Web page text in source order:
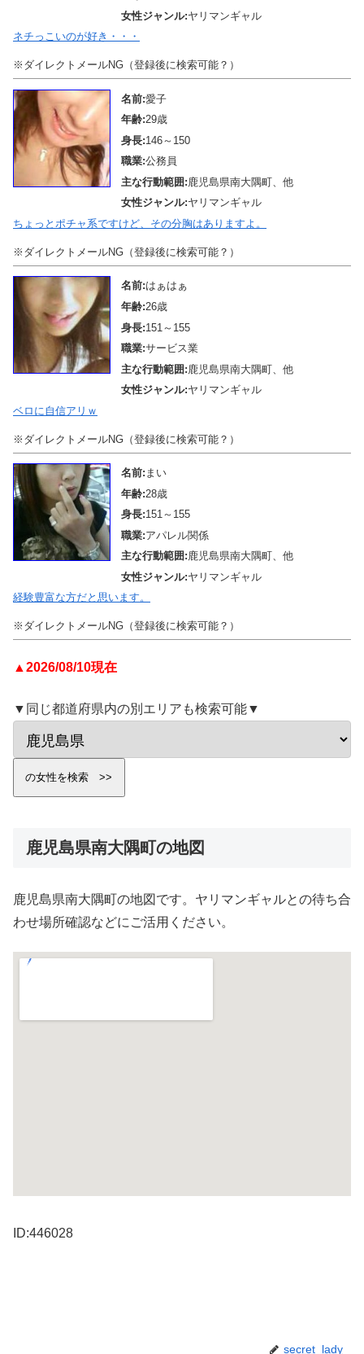
女性ジャンル:ヤリマンギャル
ネチっこいのが好き・・・
※ダイレクトメールNG（登録後に検索可能？）
名前:愛子
年齢:29歳
身長:146～150
職業:公務員
主な行動範囲: 鹿児島県南大隅町、他
女性ジャンル:ヤリマンギャル
ちょっとポチャ系ですけど、その分胸はありますよ。
※ダイレクトメールNG（登録後に検索可能？）
名前:はぁはぁ
年齢:26歳
身長:151～155
職業:サービス業
主な行動範囲: 鹿児島県南大隅町、他
女性ジャンル:ヤリマンギャル
ベロに自信アリｗ
※ダイレクトメールNG（登録後に検索可能？）
名前: まい
年齢:28歳
身長:151～155
職業:アパレル関係
主な行動範囲:鹿児島県南大隅町、他
女性ジャンル:ヤリマンギャル
経験豊富な方だと思います。
※ダイレクトメールNG（登録後に検索可能？）
▲2026/08/10現在
▼同じ都道府県内の別エリアも検索可能▼
鹿児島県南大隅町の地図
鹿児島県南大隅町の地図です。ヤリマンギャルとの待ち合
わせ場所確認などにご活用ください。
ID:446028
secret_lady